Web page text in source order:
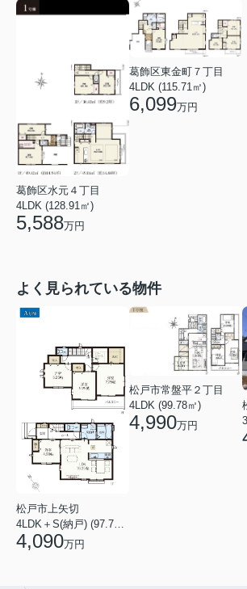
葛飾区水元４丁目
4LDK (128.91㎡)
5,588万円
葛飾区東金町７丁目
4LDK (115.71㎡)
6,099万円
よく見られている物件
松戸市上矢切
4,090万円
松戸市常盤平２丁目
4LDK (99.78㎡)
4,990万円